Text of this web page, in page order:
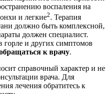
воспаления на
и легкие2. Терапия
должно быть комплексной,
должен специалист.
и других симптомов
к врачу.
справочный характер и не
врача. Для
лечения обратитесь к